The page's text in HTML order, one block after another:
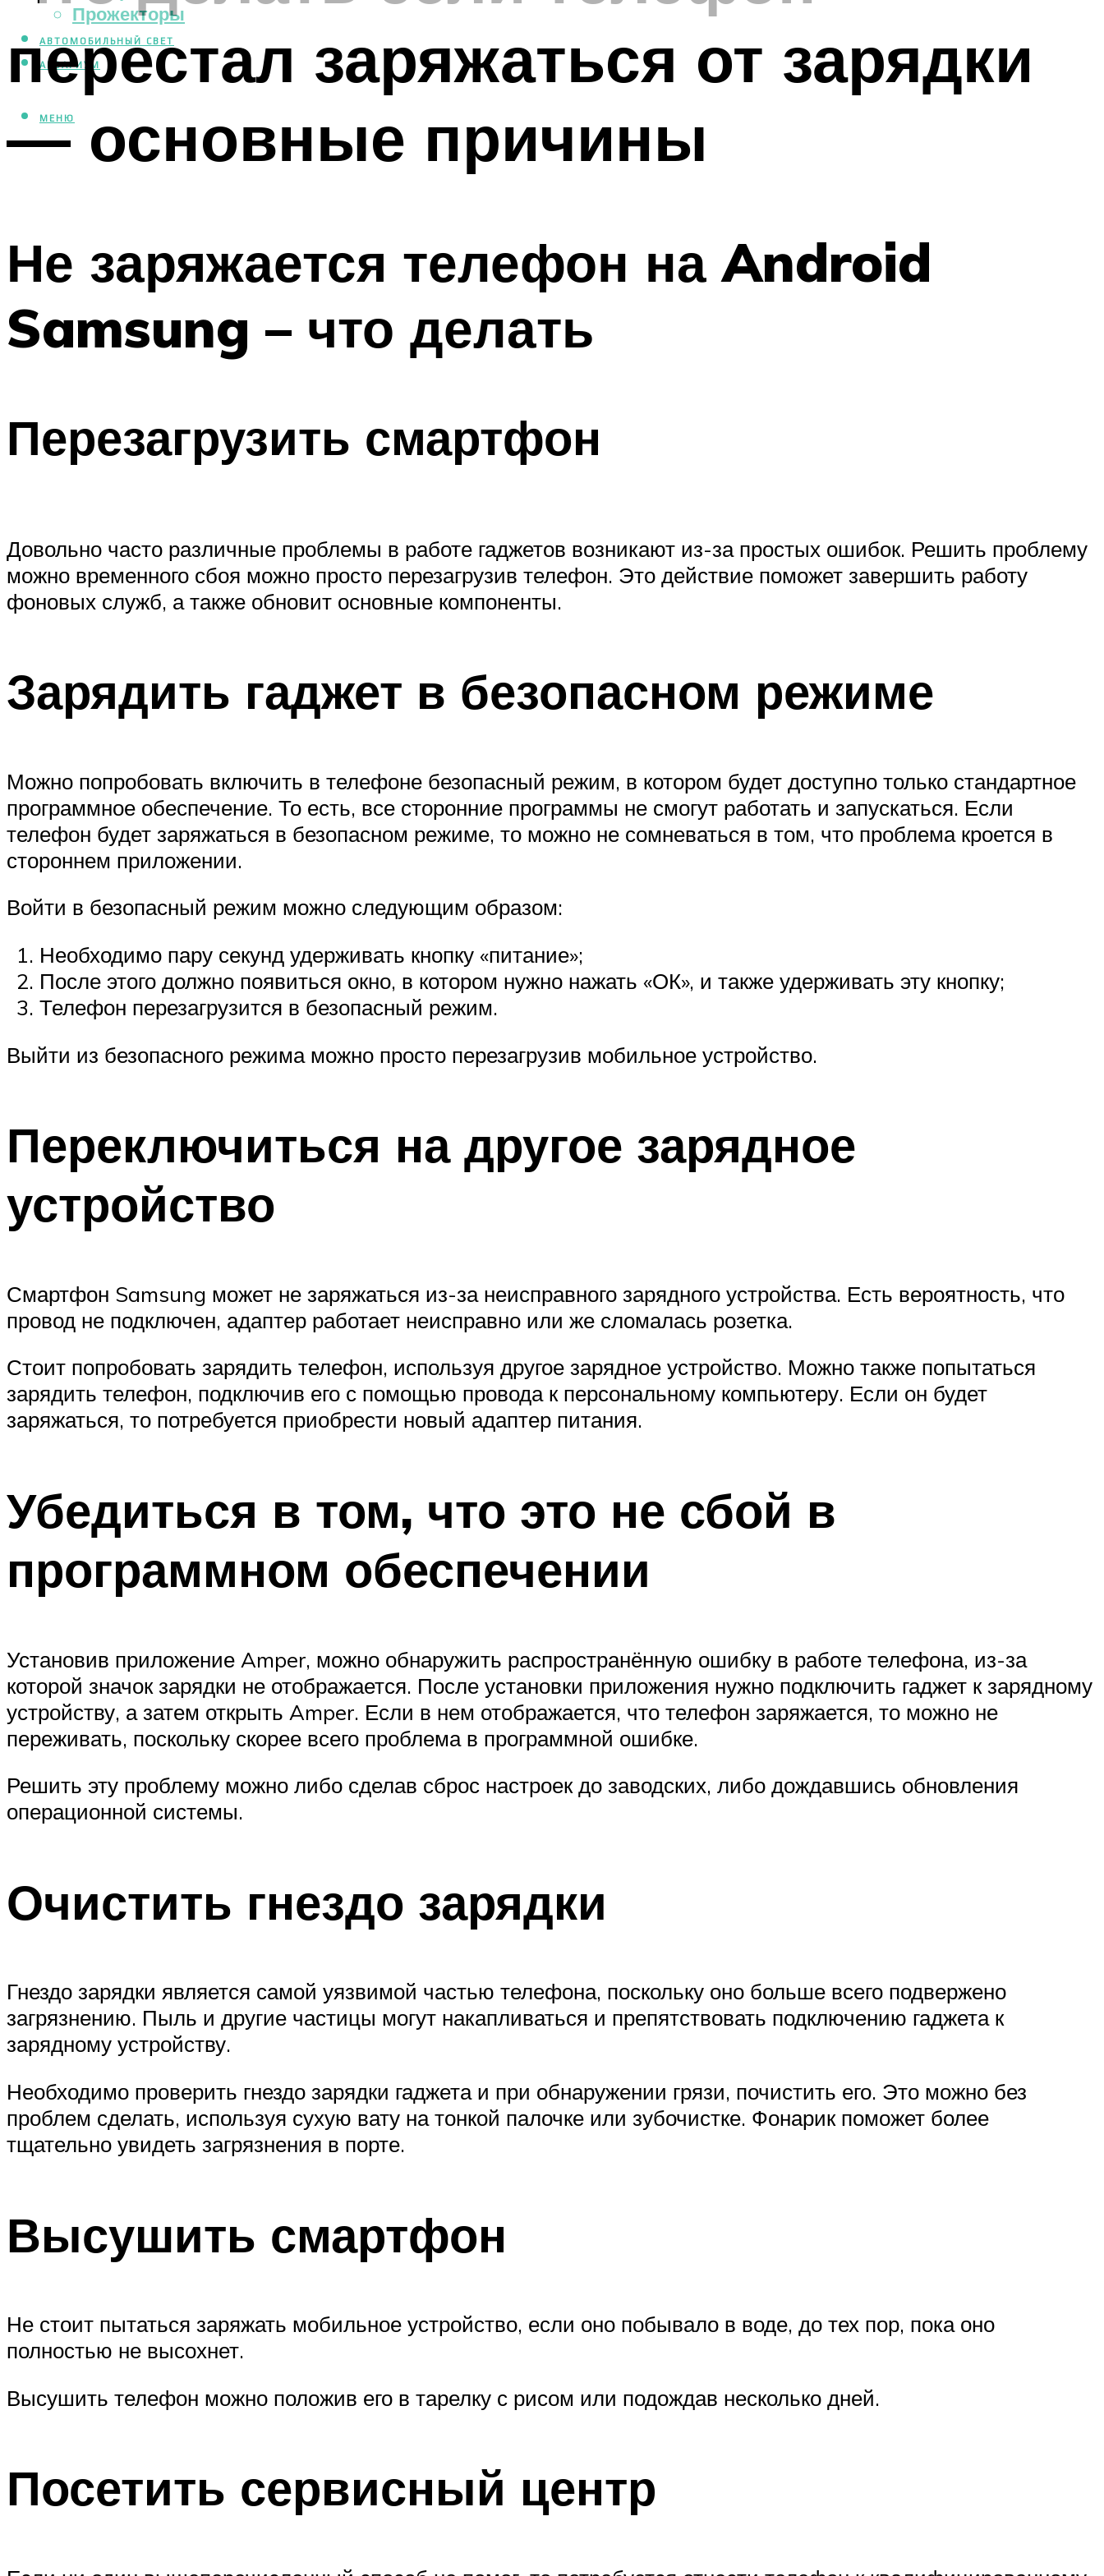
Прожекторы
АВТОМОБИЛЬНЫЙ СВЕТ
АКВАРИУМ
МЕНЮ
перестал заряжаться от зарядки
— основные причины
Не заряжается телефон на Android
Samsung – что делать
Перезагрузить смартфон
Довольно часто различные проблемы в работе гаджетов возникают из-за простых ошибок. Решить проблему
можно временного сбоя можно просто перезагрузив телефон. Это действие поможет завершить работу
фоновых служб, а также обновит основные компоненты.
Зарядить гаджет в безопасном режиме
Можно попробовать включить в телефоне безопасный режим, в котором будет доступно только стандартное
программное обеспечение. То есть, все сторонние программы не смогут работать и запускаться. Если
телефон будет заряжаться в безопасном режиме, то можно не сомневаться в том, что проблема кроется в
стороннем приложении.
Войти в безопасный режим можно следующим образом:
Необходимо пару секунд удерживать кнопку «питание»;
После этого должно появиться окно, в котором нужно нажать «ОК», и также удерживать эту кнопку;
Телефон перезагрузится в безопасный режим.
Выйти из безопасного режима можно просто перезагрузив мобильное устройство.
Переключиться на другое зарядное
устройство
Смартфон Samsung может не заряжаться из-за неисправного зарядного устройства. Есть вероятность, что
провод не подключен, адаптер работает неисправно или же сломалась розетка.
Стоит попробовать зарядить телефон, используя другое зарядное устройство. Можно также попытаться
зарядить телефон, подключив его с помощью провода к персональному компьютеру. Если он будет
заряжаться, то потребуется приобрести новый адаптер питания.
Убедиться в том, что это не сбой в
программном обеспечении
Установив приложение Amper, можно обнаружить распространённую ошибку в работе телефона, из-за
которой значок зарядки не отображается. После установки приложения нужно подключить гаджет к зарядному
устройству, а затем открыть Amper. Если в нем отображается, что телефон заряжается, то можно не
переживать, поскольку скорее всего проблема в программной ошибке.
Решить эту проблему можно либо сделав сброс настроек до заводских, либо дождавшись обновления
операционной системы.
Очистить гнездо зарядки
Гнездо зарядки является самой уязвимой частью телефона, поскольку оно больше всего подвержено
загрязнению. Пыль и другие частицы могут накапливаться и препятствовать подключению гаджета к
зарядному устройству.
Необходимо проверить гнездо зарядки гаджета и при обнаружении грязи, почистить его. Это можно без
проблем сделать, используя сухую вату на тонкой палочке или зубочистке. Фонарик поможет более
тщательно увидеть загрязнения в порте.
Высушить смартфон
Не стоит пытаться заряжать мобильное устройство, если оно побывало в воде, до тех пор, пока оно
полностью не высохнет.
Высушить телефон можно положив его в тарелку с рисом или подождав несколько дней.
Посетить сервисный центр